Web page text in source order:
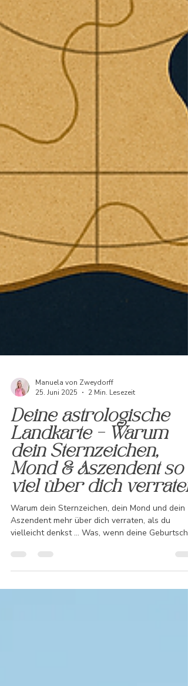
Manuela von Zweydorff
25. Juni 2025
2 Min. Lesezeit
Deine astrologische
Landkarte – Warum
dein Sternzeichen,
Mond & Aszendent so
viel über dich verraten
Aszendent mehr über dich verraten, als du
vielleicht denkst … Was, wenn deine Geburtschart
Warum du strahlst, wenn du ganz bei dir bist. 🌙